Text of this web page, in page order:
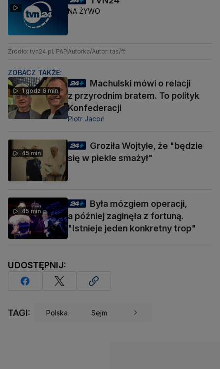
NA ŻYWO
Źródło: tvn24.pl, PAPAutorka/Autor: tas/ft
ZOBACZ TAKŻE:
1 godz 6 min
Machulski mówi o relacji
z przyrodnim bratem. To polityk
Konfederacji
Piotr Jacoń
45 min
Groziła Wojtyle, że "będzie
się w piekle smażył"
45 min
Była mózgiem operacji,
a później zaginęła z fortuną.
"Istnieje jeden konkretny trop"
UDOSTĘPNIJ:
TAGI: Polska Sejm